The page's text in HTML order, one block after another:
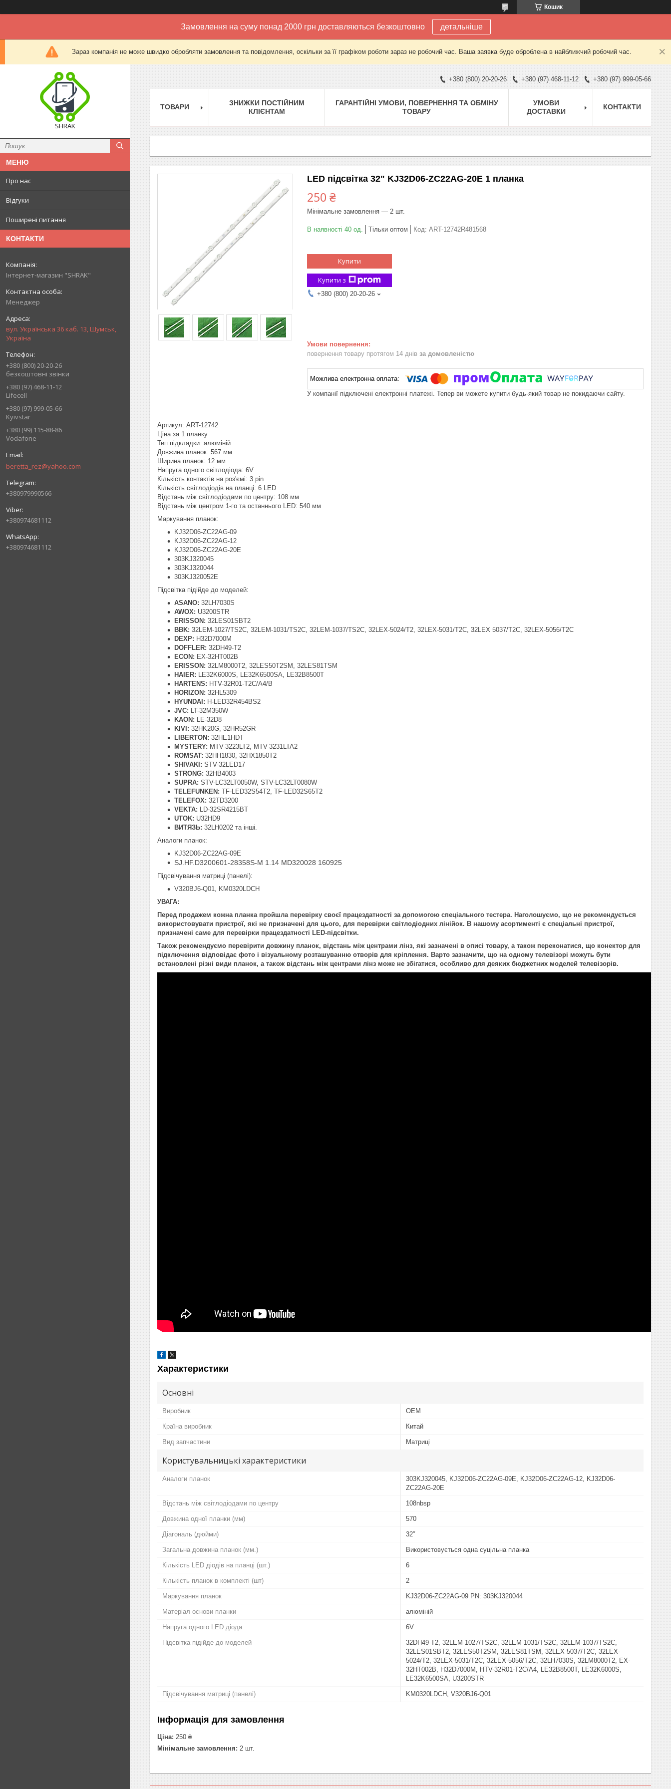
Кошик
Замовлення на суму понад 2000 грн доставляються безкоштовно детальніше
Зараз компанія не може швидко обробляти замовлення та повідомлення, оскільки за її графіком роботи зараз не робочий час. Ваша заявка буде оброблена в найближчий робочий час.
SHRAK
Про нас
Відгуки
Поширені питання
КОНТАКТИ
Інтернет-магазин "SHRAK"
Менеджер
вул. Українська 36 каб. 13, Шумськ,
Україна
+380 (800) 20-20-26
безкоштовні звінки
+380 (97) 468-11-12
Lifecell
+380 (97) 999-05-66
Kyivstar
+380 (99) 115-88-86
Vodafone
beretta_rez@yahoo.com
+380979990566
+380974681112
+380974681112
+380 (800) 20-20-26 +380 (97) 468-11-12 +380 (97) 999-05-66
ТОВАРИ
ЗНИЖКИ ПОСТІЙНИМ
КЛІЄНТАМ
ГАРАНТІЙНІ УМОВИ, ПОВЕРНЕННЯ ТА ОБМІНУ
ТОВАРУ
УМОВИ
ДОСТАВКИ
КОНТАКТИ
LED підсвітка 32" KJ32D06-ZC22AG-20E 1 планка
250 ₴
Мінімальне замовлення — 2 шт.
В наявності 40 од. Тільки оптом Код: ART-12742R481568
Купити
Купити з
+380 (800) 20-20-26
повернення товару протягом 14 днів за домовленістю
У компанії підключені електронні платежі. Тепер ви можете купити будь-який товар не покидаючи сайту.
Артикул: ART-12742
Ціна за 1 планку
Тип підкладки: алюміній
Довжина планок: 567 мм
Ширина планок: 12 мм
Напруга одного світлодіода: 6V
Кількість контактів на роз'ємі: 3 pin
Кількість світлодіодів на планці: 6 LED
Відстань між світлодіодами по центру: 108 мм
Відстань між центром 1-го та останнього LED: 540 мм
Маркування планок:
KJ32D06-ZC22AG-09
KJ32D06-ZC22AG-12
KJ32D06-ZC22AG-20E
303KJ320045
303KJ320044
303KJ320052E
Підсвітка підійде до моделей:
ASANO: 32LH7030S
AWOX: U3200STR
ERISSON: 32LES01SBT2
BBK: 32LEM-1027/TS2C, 32LEM-1031/TS2C, 32LEM-1037/TS2C, 32LEX-5024/T2, 32LEX-5031/T2C, 32LEX 5037/T2C, 32LEX-5056/T2C
DEXP: H32D7000M
DOFFLER: 32DH49-T2
ECON: EX-32HT002B
ERISSON: 32LM8000T2, 32LES50T2SM, 32LES81TSM
HAIER: LE32K6000S, LE32K6500SA, LE32B8500T
HARTENS: HTV-32R01-T2C/A4/B
HORIZON: 32HL5309
HYUNDAI: H-LED32R454BS2
JVC: LT-32M350W
KAON: LE-32D8
KIVI: 32HK20G, 32HR52GR
LIBERTON: 32HE1HDT
MYSTERY: MTV-3223LT2, MTV-3231LTA2
ROMSAT: 32HH1830, 32HX1850T2
SHIVAKI: STV-32LED17
STRONG: 32HB4003
SUPRA: STV-LC32LT0050W, STV-LC32LT0080W
TELEFUNKEN: TF-LED32S54T2, TF-LED32S65T2
TELEFOX: 32TD3200
VEKTA: LD-32SR4215BT
UTOK: U32HD9
ВИТЯЗЬ: 32LH0202 та інші.
Аналоги планок:
KJ32D06-ZC22AG-09E
SJ.HF.D3200601-28358S-M 1.14 MD320028 160925
Підсвічування матриці (панелі):
V320BJ6-Q01, KM0320LDCH
УВАГА:
Перед продажем кожна планка пройшла перевірку своєї працездатності за допомогою спеціального тестера. Наголошуємо, що не рекомендується
використовувати пристрої, які не призначені для цього, для перевірки світлодіодних лінійок. В нашому асортименті є спеціальні пристрої,
призначені саме для перевірки працездатності LED-підсвітки.
Також рекомендуємо перевірити довжину планок, відстань між центрами лінз, які зазначені в описі товару, а також переконатися, що конектор для
підключення відповідає фото і візуальному розташуванню отворів для кріплення. Варто зазначити, що на одному телевізорі можуть бути
встановлені різні види планок, а також відстань між центрами лінз може не збігатися, особливо для деяких бюджетних моделей телевізорів.
Характеристики
Основні
Виробник OEM
Країна виробник Китай
Вид запчастини Матриці
Користувальницькі характеристики
Аналоги планок
303KJ320045, KJ32D06-ZC22AG-09E, KJ32D06-ZC22AG-12, KJ32D06-
ZC22AG-20E
Відстань між світлодіодами по центру 108nbsp
Довжина одної планки (мм) 570
Діагональ (дюйми) 32″
Загальна довжина планок (мм.) Використовується одна суцільна планка
Кількість LED діодів на планці (шт.) 6
Кількість планок в комплекті (шт) 2
Маркування планок KJ32D06-ZC22AG-09 PN: 303KJ320044
Матеріал основи планки алюміній
Напруга одного LED діода 6V
Підсвітка підійде до моделей
32DH49-T2, 32LEM-1027/TS2C, 32LEM-1031/TS2C, 32LEM-1037/TS2C,
32LES01SBT2, 32LES50T2SM, 32LES81TSM, 32LEX 5037/T2C, 32LEX-
5024/T2, 32LEX-5031/T2C, 32LEX-5056/T2C, 32LH7030S, 32LM8000T2, EX-
32HT002B, H32D7000M, HTV-32R01-T2C/A4, LE32B8500T, LE32K6000S,
LE32K6500SA, U3200STR
Підсвічування матриці (панелі) KM0320LDCH, V320BJ6-Q01
Інформація для замовлення
Ціна: 250 ₴
Мінімальне замовлення: 2 шт.